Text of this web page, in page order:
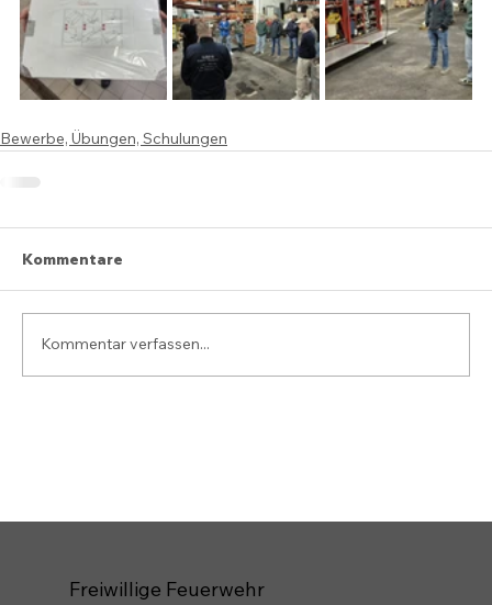
Bewerbe, Übungen, Schulungen
Kommentare
Kommentar verfassen...
Freiwillige Feuerwehr